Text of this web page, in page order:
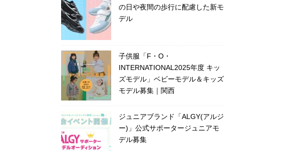
の日や夜間の歩行に配慮した新モ
デル
子供服「F・O・
INTERNATIONAL2025年度 キッ
ズモデル」ベビーモデル＆キッズ
モデル募集｜関西
ジュニアブランド「ALGY(アルジ
ー)」公式サポータージュニアモ
デル募集